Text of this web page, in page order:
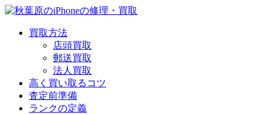
買取方法
店頭買取
郵送買取
法人買取
高く買い取るコツ
査定前準備
ランクの定義